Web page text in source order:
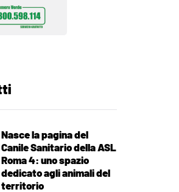
Nasce la pagina del
Canile Sanitario della ASL
Roma 4: uno spazio
dedicato agli animali del
territorio